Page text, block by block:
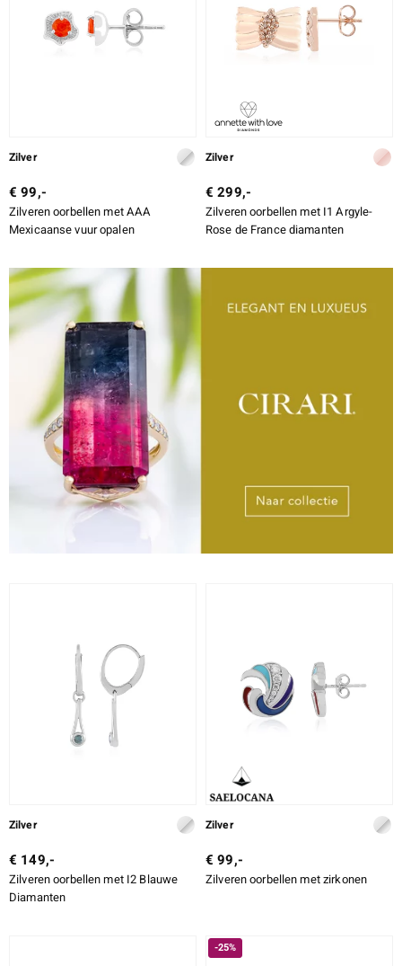
Zilver
€ 99,-
Zilveren oorbellen met AAA
Mexicaanse vuur opalen
Zilver
€ 299,-
Zilveren oorbellen met I1 Argyle-
Rose de France diamanten
Zilver
€ 149,-
Zilveren oorbellen met I2 Blauwe
Diamanten
Zilver
€ 99,-
Zilveren oorbellen met zirkonen
-25%